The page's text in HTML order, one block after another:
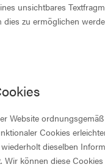
unsichtbares
zu ermöglichen
Website
Cookies
dieselben
können diese